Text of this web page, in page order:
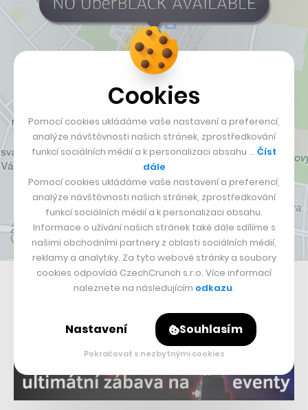
Nepřehlédněte:
Cookies
Pomocí cookies ukládáme vaše nastavení a preferencí,
analýze návštěvnosti našich stránek, zprostředkování
funkcí sociálních médií a k personalizaci obsahu … Číst
dále
Pomocí cookies ukládáme vaše nastavení a preferencí,
analýze návštěvnosti našich stránek, zprostředkování
funkcí sociálních médií a k personalizaci obsahu.
Informace o užívání našich stránek také dále sdílíme s
našimi obchodními partnery z oblasti sociálních médií,
reklamy a analytiky. Za tyto webové stránky a soubory
cookies odpovídá CzechCrunch s.r.o. Více informací
naleznete na následujícím odkazu.
Nastavení Souhlasím
Pokračovat s nezbytnými cookies